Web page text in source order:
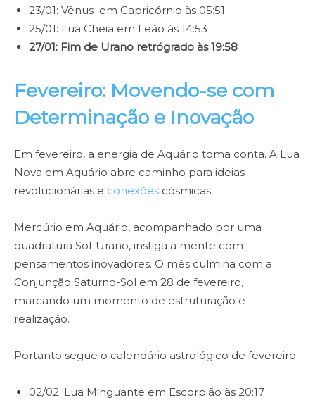
23/01: Vênus em Capricórnio às 05:51
25/01: Lua Cheia em Leão às 14:53
27/01: Fim de Urano retrógrado às 19:58
Fevereiro: Movendo-se com
Determinação e Inovação
Em fevereiro, a energia de Aquário toma conta. A Lua
Nova em Aquário abre caminho para ideias
revolucionárias e conexões cósmicas.
Mercúrio em Aquário, acompanhado por uma
quadratura Sol-Urano, instiga a mente com
pensamentos inovadores. O mês culmina com a
Conjunção Saturno-Sol em 28 de fevereiro,
marcando um momento de estruturação e
realização.
Portanto segue o calendário astrológico de fevereiro:
02/02: Lua Minguante em Escorpião às 20:17